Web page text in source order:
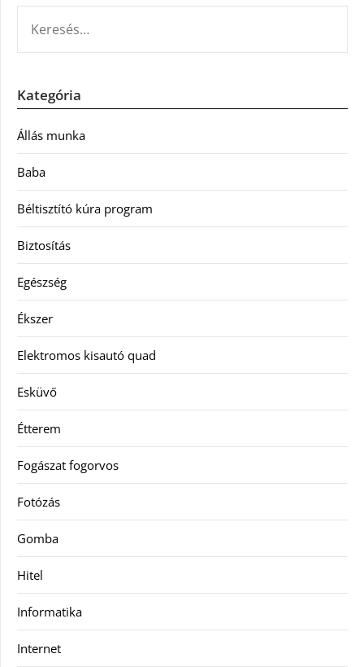
Kategória
Állás munka
Baba
Béltisztító kúra program
Biztosítás
Egészség
Ékszer
Elektromos kisautó quad
Esküvő
Étterem
Fogászat fogorvos
Fotózás
Gomba
Hitel
Informatika
Internet